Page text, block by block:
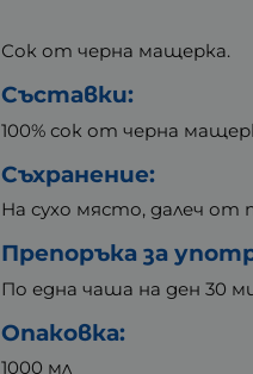
Сок от черна мащерка.
Съставки:
100% сок от черна
Съхранение:
На сухо място, далеч от
Препоръка за
По една чаша на ден 30
Опаковка:
1000 мл